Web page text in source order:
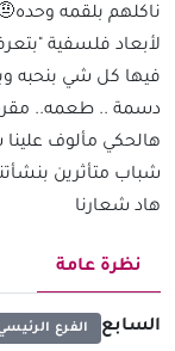
ناكلهم بلقمه
لأبعاد فلسفية
فيها كل شي بنحبه
دسمة .. طعمه..
هالحكي مألوف
شباب متأثرين
هاد شعارنا
نظرة عامة
السابع الفرع